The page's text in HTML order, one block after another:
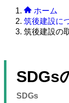
ホーム
筑後建設に
筑後建設の
SDGs
SDGs